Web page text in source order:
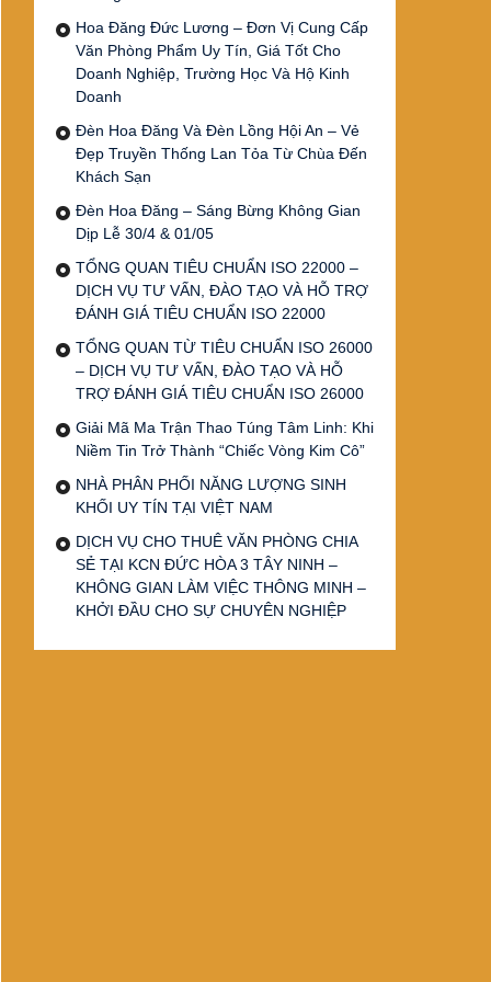
Hoa Đăng Đức Lương – Đơn Vị Cung Cấp
Văn Phòng Phẩm Uy Tín, Giá Tốt Cho
Doanh Nghiệp, Trường Học Và Hộ Kinh
Doanh
Đèn Hoa Đăng Và Đèn Lồng Hội An – Vẻ
Đẹp Truyền Thống Lan Tỏa Từ Chùa Đến
Khách Sạn
Đèn Hoa Đăng – Sáng Bừng Không Gian
Dịp Lễ 30/4 & 01/05
TỔNG QUAN TIÊU CHUẨN ISO 22000 –
DỊCH VỤ TƯ VẤN, ĐÀO TẠO VÀ HỖ TRỢ
ĐÁNH GIÁ TIÊU CHUẨN ISO 22000
TỔNG QUAN TỪ TIÊU CHUẨN ISO 26000
– DỊCH VỤ TƯ VẤN, ĐÀO TẠO VÀ HỖ
TRỢ ĐÁNH GIÁ TIÊU CHUẨN ISO 26000
Giải Mã Ma Trận Thao Túng Tâm Linh: Khi
Niềm Tin Trở Thành “Chiếc Vòng Kim Cô”
NHÀ PHÂN PHỐI NĂNG LƯỢNG SINH
KHỐI UY TÍN TẠI VIỆT NAM
DỊCH VỤ CHO THUÊ VĂN PHÒNG CHIA
SẺ TẠI KCN ĐỨC HÒA 3 TÂY NINH –
KHÔNG GIAN LÀM VIỆC THÔNG MINH –
KHỞI ĐẦU CHO SỰ CHUYÊN NGHIỆP